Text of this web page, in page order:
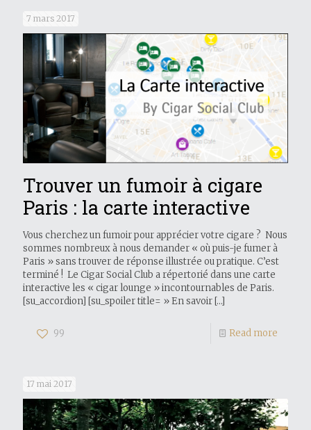
7 mars 2017
Trouver un fumoir à cigare
Paris : la carte interactive
Vous cherchez un fumoir pour apprécier votre cigare ? Nous
sommes nombreux à nous demander « où puis-je fumer à
Paris » sans trouver de réponse illustrée ou pratique. C’est
terminé ! Le Cigar Social Club a répertorié dans une carte
interactive les « cigar lounge » incontournables de Paris.
[su_accordion] [su_spoiler title= » En savoir […]
99 Read more
17 mai 2017